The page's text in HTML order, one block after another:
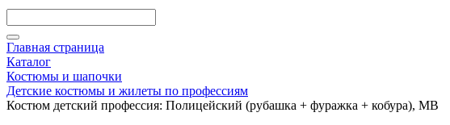
Главная страница
Каталог
Костюмы и шапочки
Детские костюмы и жилеты по профессиям
Костюм детский профессия: Полицейский (рубашка + фуражка + кобура), МВ